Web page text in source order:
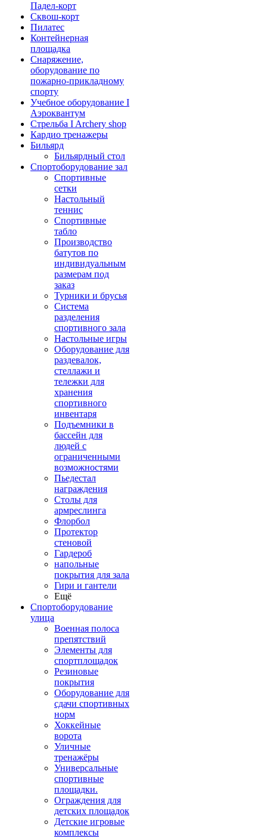
Падел-корт
Сквош-корт
Пилатес
Контейнерная
площадка
Снаряжение,
оборудование по
пожарно-прикладному
спорту
Учебное оборудование I
Аэроквантум
Стрельба I Archery shop
Кардио тренажеры
Бильярд
Бильярдный стол
Спортоборудование зал
Спортивные
сетки
Настольный
теннис
Спортивные
табло
Производство
батутов по
индивидуальным
размерам под
заказ
Турники и брусья
Система
разделения
спортивного зала
Настольные игры
Оборудование для
раздевалок,
стеллажи и
тележки для
хранения
спортивного
инвентаря
Подъемники в
бассейн для
людей с
ограниченными
возможностями
Пьедестал
награждения
Столы для
армреслинга
Флорбол
Протектор
стеновой
Гардероб
напольные
покрытия для зала
Гири и гантели
Ещё
Спортоборудование
улица
Военная полоса
препятствий
Элементы для
спортплощадок
Резиновые
покрытия
Оборудование для
сдачи спортивных
норм
Хоккейные
ворота
Уличные
тренажёры
Универсальные
спортивные
площадки.
Ограждения для
детских площадок
Детские игровые
комплексы